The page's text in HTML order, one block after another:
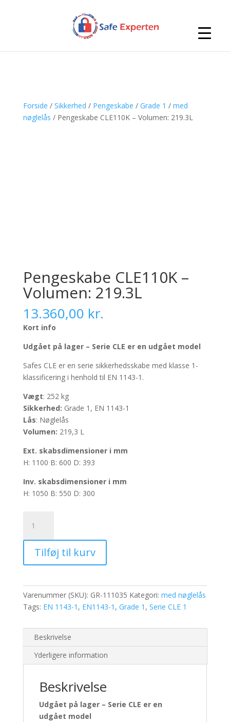
Forside / Sikkerhed / Pengeskabe / Grade 1 / med
nøglelås / Pengeskabe CLE110K – Volumen: 219.3L
Pengeskabe CLE110K –
Volumen: 219.3L
13.360,00 kr.
Kort info
Udgået på lager – Serie CLE er en udgået model
Safes CLE er en serie sikkerhedsskabe med klasse 1-
klassificering i henhold til EN 1143-1.
Vægt: 252 kg
Sikkerhed: Grade 1, EN 1143-1
Lås: Nøglelås
Volumen: 219,3 L
Ext. skabsdimensioner i mm
H: 1100 B: 600 D: 393
Inv. skabsdimensioner i mm
H: 1050 B: 550 D: 300
CLE110K
-
Volumen:
219.3L
Tilføj til kurv
Varenummer (SKU): GR-111035 Kategori: med nøglelås
Tags: EN 1143-1 , EN1143-1 , Grade 1 , Serie CLE 1
Beskrivelse
Yderligere information
Beskrivelse
Udgået på lager – Serie CLE er en
udgået model